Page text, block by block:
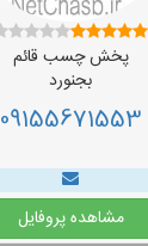
پخش چسب قائم
بجنورد
09155671553
مشاهده پروفایل